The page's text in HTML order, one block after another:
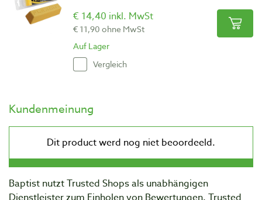
€ 14,40 inkl. MwSt
€ 11,90 ohne MwSt
Auf Lager
Vergleich
Kundenmeinung
Baptist nutzt Trusted Shops als unabhängigen